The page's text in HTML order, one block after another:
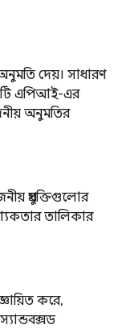
দেয়। সাধারণ
এপিআই-এর
অনুমতির
প্রযুক্তিগুলোর
তালিকার
করে,